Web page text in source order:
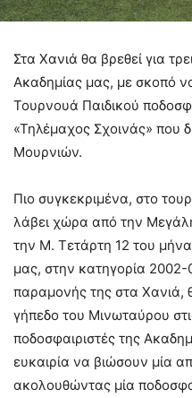
Στα Χανιά θα βρεθεί για
Ακαδημίας μας, με σκοπό
Τουρνουά Παιδικού
«Τηλέμαχος Σχοινάς» που
Μουρνιών.
Πιο συγκεκριμένα, στο
λάβει χώρα από την
την Μ. Τετάρτη 12 του
μας, στην κατηγορία 2002-
παραμονής της στα Χανιά,
γήπεδο του Μινωταύρου
ποδοσφαιριστές της
ευκαιρία να βιώσουν μία
ακολουθώντας μία